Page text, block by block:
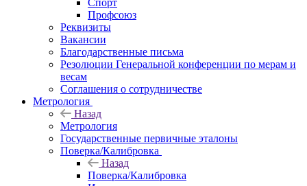
Спорт
Профсоюз
Реквизиты
Вакансии
Благодарственные письма
Резолюции Генеральной конференции по мерам и
весам
Соглашения о сотрудничестве
Метрология
Назад
Метрология
Государственные первичные эталоны
Поверка/Калибровка
Назад
Поверка/Калибровка